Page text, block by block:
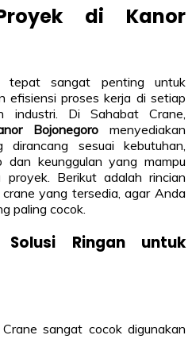
di Kanor
tepat sangat penting untuk
efisiensi proses kerja di setiap
industri. Di Sahabat Crane,
Bojonegoro menyediakan
sesuai kebutuhan,
dan keunggulan yang mampu
proyek. Berikut adalah rincian
yang tersedia, agar Anda
paling cocok.
Ringan untuk
sangat cocok digunakan